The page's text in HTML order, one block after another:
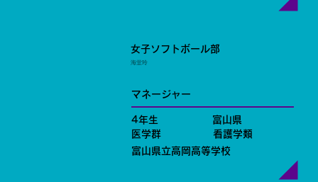
女子ソフトボール部
海堂玲
マネージャー
4年生
富山県
医学群
看護学類
富山県立高岡高等学校